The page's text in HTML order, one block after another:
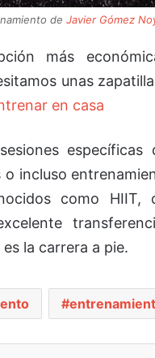
de Javier Gómez
más
unas
en casa
específicas
o incluso
como HIIT,
la carrera a pie.